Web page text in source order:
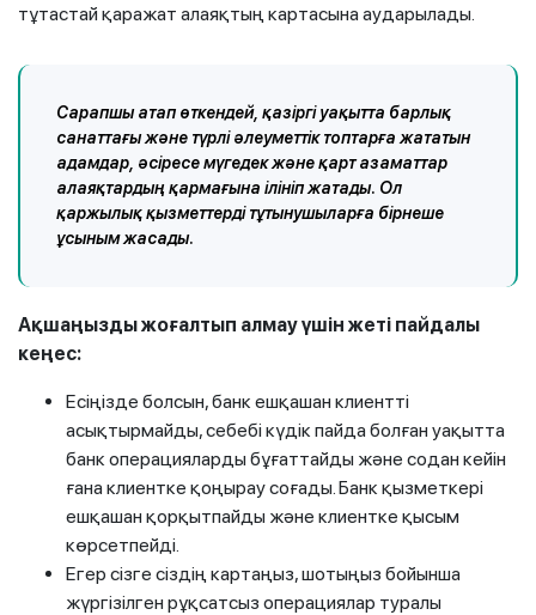
тұтастай қаражат алаяқтың картасына аударылады.
Сарапшы атап өткендей, қазіргі уақытта барлық
санаттағы және түрлі әлеуметтік топтарға жататын
адамдар, әсіресе мүгедек және қарт азаматтар
алаяқтардың қармағына ілініп жатады. Ол
қаржылық қызметтерді тұтынушыларға бірнеше
ұсыным жасады.
Ақшаңызды жоғалтып алмау үшін жеті пайдалы
кеңес:
Есіңізде болсын, банк ешқашан клиентті
асықтырмайды, себебі күдік пайда болған уақытта
банк операцияларды бұғаттайды және содан кейін
ғана клиентке қоңырау соғады. Банк қызметкері
ешқашан қорқытпайды және клиентке қысым
көрсетпейді.
Егер сізге сіздің картаңыз, шотыңыз бойынша
жүргізілген рұқсатсыз операциялар туралы